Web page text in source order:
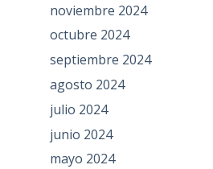
noviembre 2024
octubre 2024
septiembre 2024
agosto 2024
julio 2024
junio 2024
mayo 2024